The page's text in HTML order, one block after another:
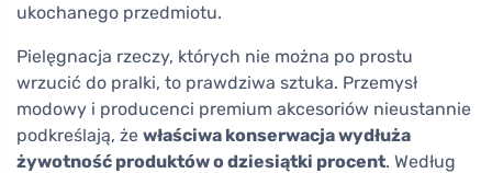
ukochanego przedmiotu.
Pielęgnacja rzeczy, których nie można po prostu
wrzucić do pralki, to prawdziwa sztuka. Przemysł
modowy i producenci premium akcesoriów nieustannie
podkreślają, że właściwa konserwacja wydłuża
żywotność produktów o dziesiątki procent. Według